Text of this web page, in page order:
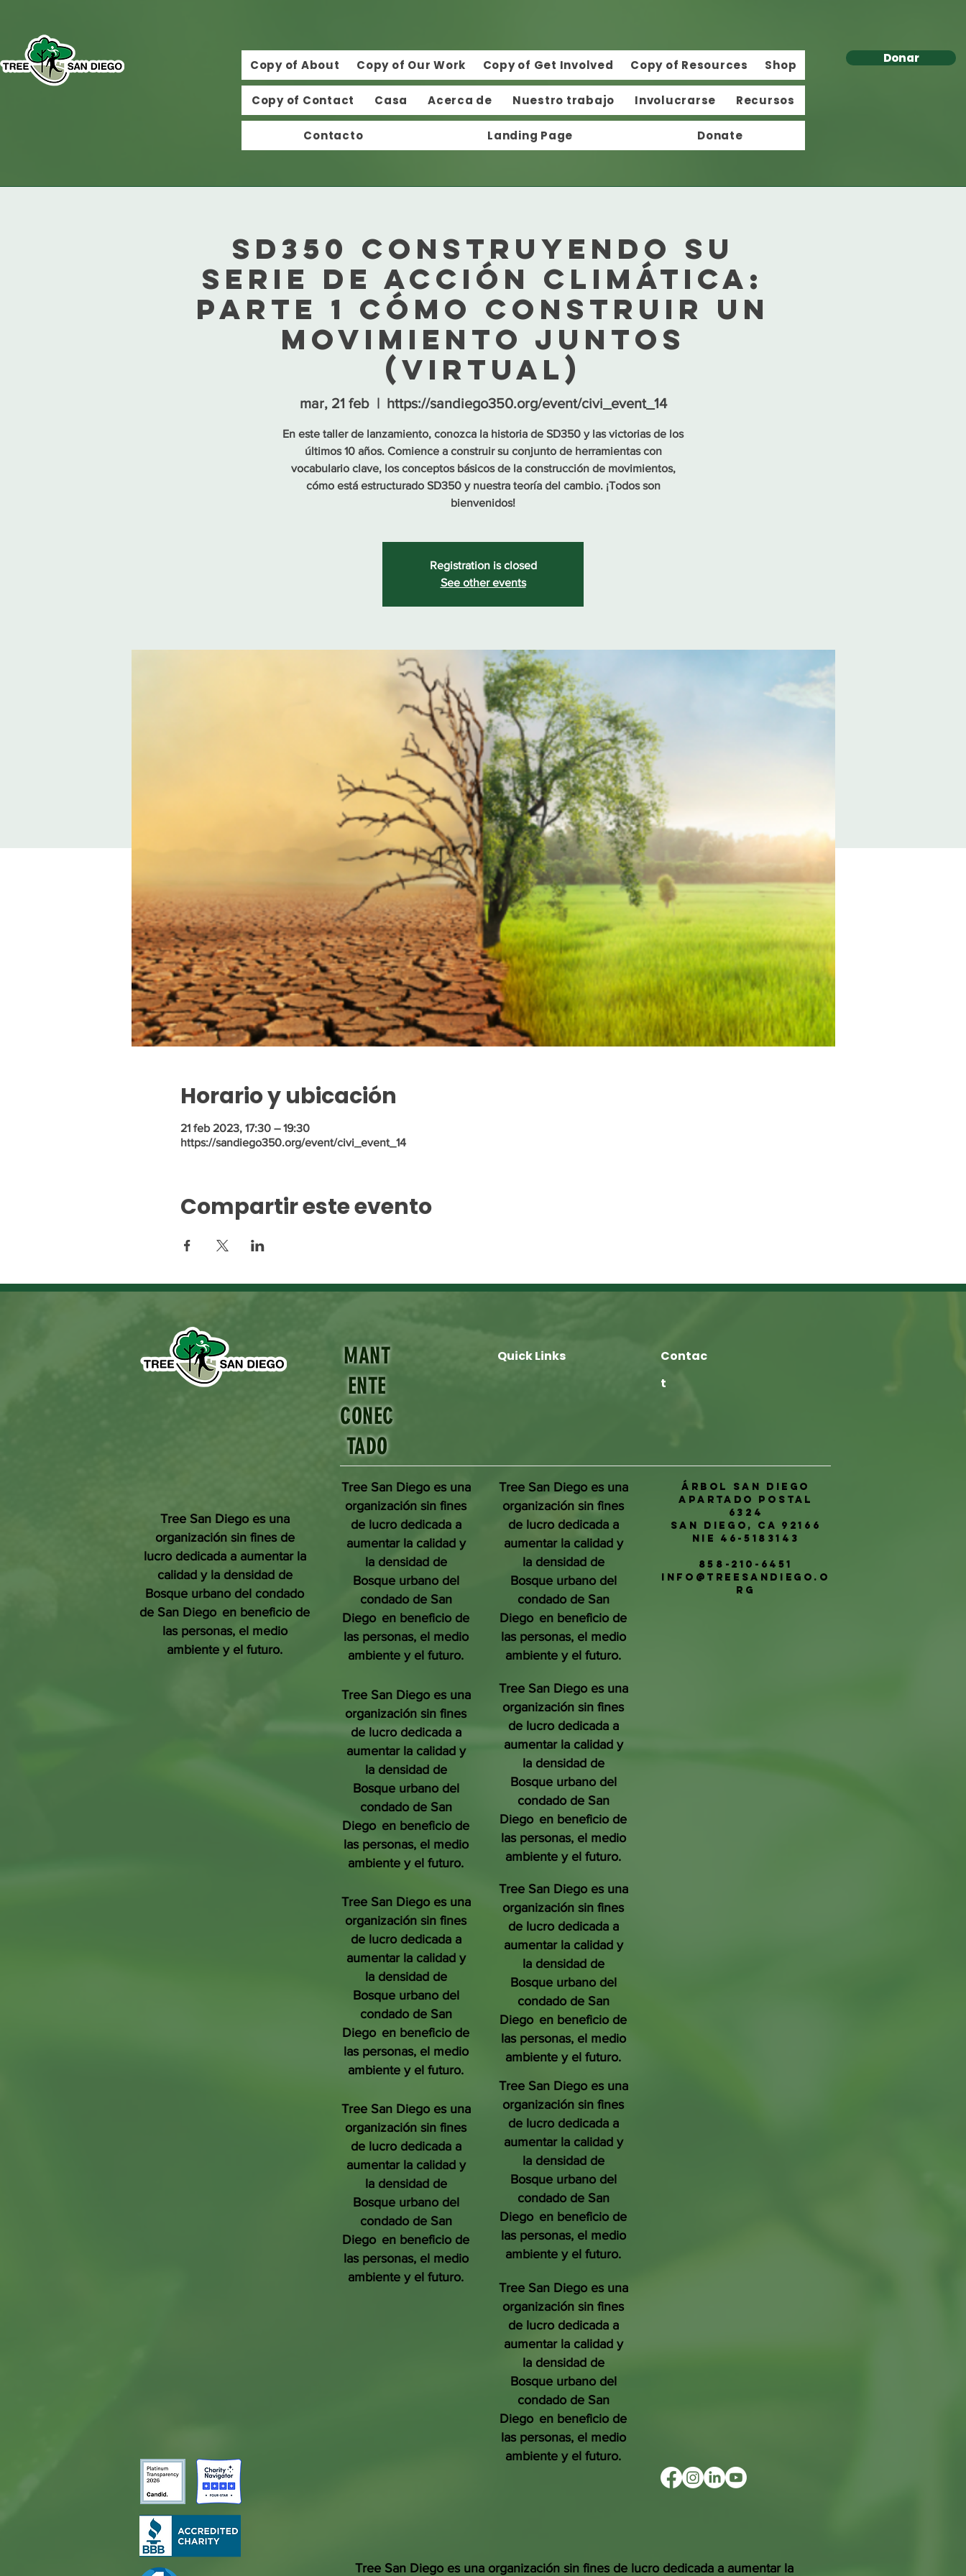
Copy of About Copy of Our Work Copy of Get Involved Copy of Resources Shop
Copy of Contact Casa Acerca de Nuestro trabajo Involucrarse Recursos
Contacto Landing Page Donate
Donar
SD350 Construyendo su
serie de acción climática:
Parte 1 Cómo construir un
movimiento juntos
(virtual)
mar, 21 feb
  |
https://sandiego350.org/event/civi_event_14
En este taller de lanzamiento, conozca la historia de SD350 y las victorias de los
últimos 10 años. Comience a construir su conjunto de herramientas con
vocabulario clave, los conceptos básicos de la construcción de movimientos,
cómo está estructurado SD350 y nuestra teoría del cambio. ¡Todos son
bienvenidos!
Registration is closed
See other events
Horario y ubicación
21 feb 2023, 17:30 – 19:30
https://sandiego350.org/event/civi_event_14
Compartir este evento
Tree San Diego es una
organización sin fines de
lucro dedicada a aumentar la
calidad y la densidad de
Bosque urbano del condado
de San Diego en beneficio de
las personas, el medio
ambiente y el futuro.
MANT
ENTE
CONEC
TADO
Quick Links
Contac
t
Tree San Diego es una
organización sin fines
de lucro dedicada a
aumentar la calidad y
la densidad de
Bosque urbano del
condado de San
Diego en beneficio de
las personas, el medio
ambiente y el futuro.
Tree San Diego es una
organización sin fines
de lucro dedicada a
aumentar la calidad y
la densidad de
Bosque urbano del
condado de San
Diego en beneficio de
las personas, el medio
ambiente y el futuro.
Tree San Diego es una
organización sin fines
de lucro dedicada a
aumentar la calidad y
la densidad de
Bosque urbano del
condado de San
Diego en beneficio de
las personas, el medio
ambiente y el futuro.
Tree San Diego es una
organización sin fines
de lucro dedicada a
aumentar la calidad y
la densidad de
Bosque urbano del
condado de San
Diego en beneficio de
las personas, el medio
ambiente y el futuro.
Tree San Diego es una
organización sin fines
de lucro dedicada a
aumentar la calidad y
la densidad de
Bosque urbano del
condado de San
Diego en beneficio de
las personas, el medio
ambiente y el futuro.
Tree San Diego es una
organización sin fines
de lucro dedicada a
aumentar la calidad y
la densidad de
Bosque urbano del
condado de San
Diego en beneficio de
las personas, el medio
ambiente y el futuro.
Tree San Diego es una
organización sin fines
de lucro dedicada a
aumentar la calidad y
la densidad de
Bosque urbano del
condado de San
Diego en beneficio de
las personas, el medio
ambiente y el futuro.
Tree San Diego es una
organización sin fines
de lucro dedicada a
aumentar la calidad y
la densidad de
Bosque urbano del
condado de San
Diego en beneficio de
las personas, el medio
ambiente y el futuro.
Tree San Diego es una
organización sin fines
de lucro dedicada a
aumentar la calidad y
la densidad de
Bosque urbano del
condado de San
Diego en beneficio de
las personas, el medio
ambiente y el futuro.
Árbol San Diego
Apartado postal
6324
San Diego, CA 92166
NIE 46-5183143
858-210-6451
info@treesandiego.o
rg
Tree San Diego es una organización sin fines de lucro dedicada a aumentar la